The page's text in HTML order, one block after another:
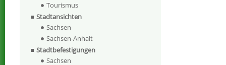
Tourismus
Stadtansichten
Sachsen
Sachsen-Anhalt
Stadtbefestigungen
Sachsen